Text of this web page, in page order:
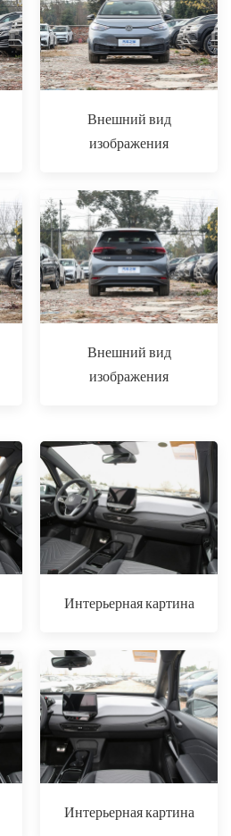
Внешний вид
изображения
Внешний вид
изображения
Интерьерная картина
Интерьерная картина